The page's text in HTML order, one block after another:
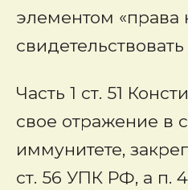
элементом «права
Часть 1 ст. 51
свое отражение в
иммунитете,
ст. 56 УПК РФ, а п.